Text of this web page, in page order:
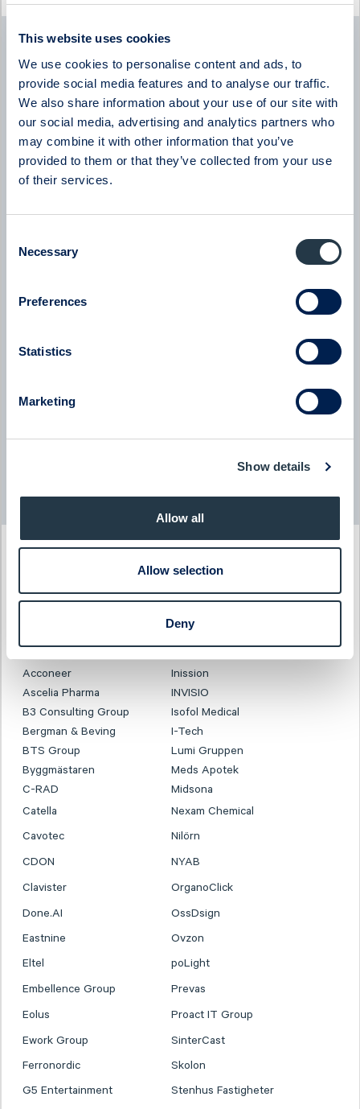
This website uses cookies
We use cookies to personalise content and ads, to
provide social media features and to analyse our traffic.
We also share information about your use of our site with
our social media, advertising and analytics partners who
may combine it with other information that you’ve
provided to them or that they’ve collected from your use
of their services.
Selection
Necessary
Preferences
Statistics
Marketing
Show details
Allow all
Allow selection
Deny
Byggmästaren
Byggmästaren - Q2 Earnings Call with CEO Tomas
Bergström
08:00
July 2026
New milestone for AlzeCure Pharma — Two major licensing
deals in a month
07:24
July 2026
New company at ABGSC - Qliro
Eltel - Company presentation with President & CEO Håkan
BTS Group - Company presentation with President & CEO
Jessica Skon
PAST EVENT
Investor Days
3-4 December 2025
CLICK TO VIEW PRESENTATION
Acconeer
Inission
Ascelia Pharma
INVISIO
B3 Consulting Group
Isofol Medical
Bergman & Beving
I-Tech
BTS Group
Lumi Gruppen
Byggmästaren
Meds Apotek
C-RAD
Midsona
Catella
Nexam Chemical
Cavotec
Nilörn
CDON
NYAB
Clavister
OrganoClick
Done.AI
OssDsign
Eastnine
Ovzon
Eltel
poLight
Embellence Group
Prevas
Eolus
Proact IT Group
Ework Group
SinterCast
Ferronordic
Skolon
G5 Entertainment
Stenhus Fastigheter